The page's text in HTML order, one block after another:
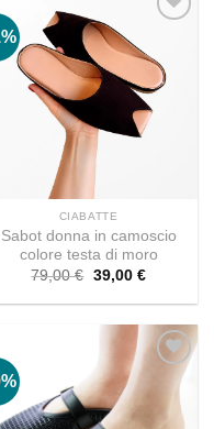
CIABATTE
Sabot donna in camoscio
colore testa di moro
79,00€ Il
prezzo
originale
79,00 €.
39,00 €Il
attuale
39,00 €.